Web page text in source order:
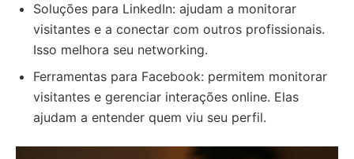
Soluções para LinkedIn: ajudam a monitorar
visitantes e a conectar com outros profissionais.
Isso melhora seu networking.
Ferramentas para Facebook: permitem monitorar
visitantes e gerenciar interações online. Elas
ajudam a entender quem viu seu perfil.